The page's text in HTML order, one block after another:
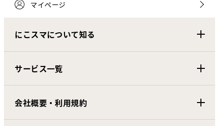
マイページ
にこスマについて知る
サービス一覧
会社概要・利用規約